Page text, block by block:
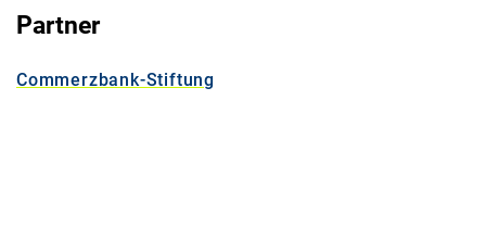
Partner
Commerzbank-Stiftung